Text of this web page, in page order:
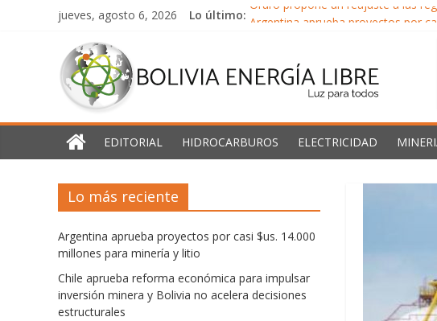
jueves, agosto 6, 2026 Lo último: Oruro propone un reajuste a las
Chile aprueba reforma
La fuga de minerales llega al 40%
América Latina y el Caribe
Bolivia
Energía
Libre
para
todos
EDITORIAL HIDROCARBUROS ELECTRICIDAD
Lo más reciente
Argentina aprueba proyectos por casi $us. 14.000
millones para minería y litio
Chile aprueba reforma económica para impulsar
inversión minera y Bolivia no acelera decisiones
estructurales